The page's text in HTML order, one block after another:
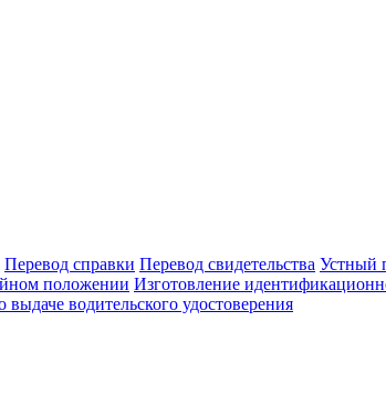
Перевод справки Перевод свидетельства Устный
положении Изготовление
выдаче водительского удостоверения